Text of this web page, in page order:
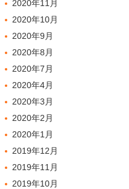
2020年11月
2020年10月
2020年9月
2020年8月
2020年7月
2020年4月
2020年3月
2020年2月
2020年1月
2019年12月
2019年11月
2019年10月